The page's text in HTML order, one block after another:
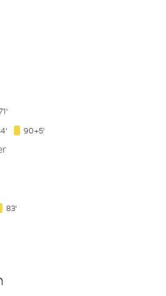
84. minute
90+5'
minute
83'